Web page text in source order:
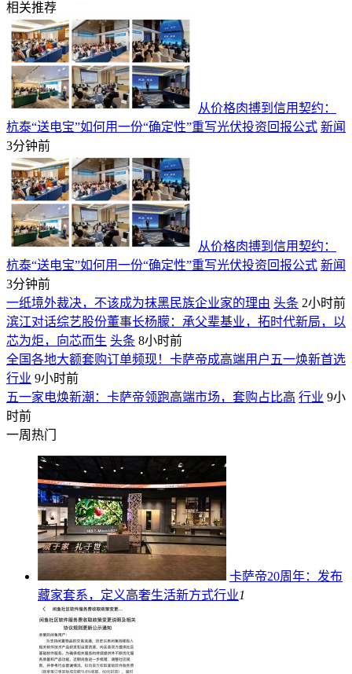
相关推荐
从价格肉搏到信用契约：
杭泰“送电宝”如何用一份“确定性”重写光伏投资回报公式 新闻
3分钟前
从价格肉搏到信用契约：
杭泰“送电宝”如何用一份“确定性”重写光伏投资回报公式 新闻
3分钟前
一纸境外裁决，不该成为抹黑民族企业家的理由 头条 2小时前
滨江对话综艺股份董事长杨朦：承父辈基业，拓时代新局，以
芯为炬，向芯而生 头条 8小时前
全国各地大额套购订单频现！卡萨帝成高端用户五一焕新首选
行业 9小时前
五一家电焕新潮：卡萨帝领跑高端市场，套购占比高 行业 9小
时前
一周热门
卡萨帝20周年：发布
藏家套系，定义高奢生活新方式行业1